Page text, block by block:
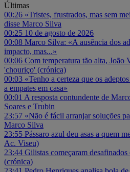
Últimas
00:26 «Tristes, frustrados, mas sem
disse Marco Silva
00:25 10 de agosto de 2026
00:08 Marco Silva: «A ausência dos
impacto, mas...»
00:06 Com temperatura tão alta, João
'chouriço' (crónica)
00:03 «Tenho a certeza que os
a empates em casa»
00:01 A resposta contundente de
Soares e Trubin
23:57 «Não é fácil arranjar soluções
Marco Silva
23:55 Pássaro azul deu asas a quem
Ac. Viseu)
23:44 Gilistas começaram
(crónica)